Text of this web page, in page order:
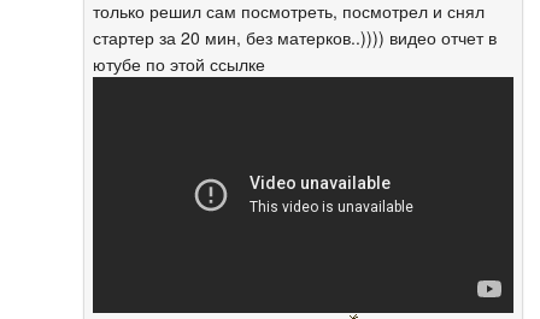
только решил сам посмотреть, посмотрел и снял
стартер за 20 мин, без матерков..)))) видео отчет в
ютубе по этой ссылке